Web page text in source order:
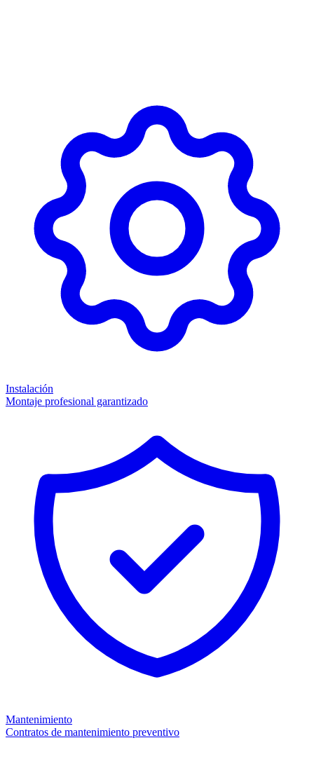
Instalación
Montaje profesional garantizado
Mantenimiento
Contratos de mantenimiento preventivo